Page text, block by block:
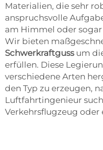
Materialien, die sehr
anspruchsvolle
am Himmel oder
Wir bieten
Schwerkraftguss um
erfüllen. Diese
verschiedene Arten
den Typ zu erzeugen,
Luftfahrtingenieur
Verkehrsflugzeug oder